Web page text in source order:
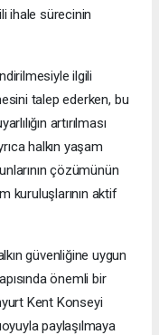
ihale sürecinin
ilgili
talep ederken, bu
artırılması
halkın yaşam
çözümünün
kuruluşlarının aktif
güvenliğine uygun
önemli bir
Kent Konseyi
paylaşılmaya